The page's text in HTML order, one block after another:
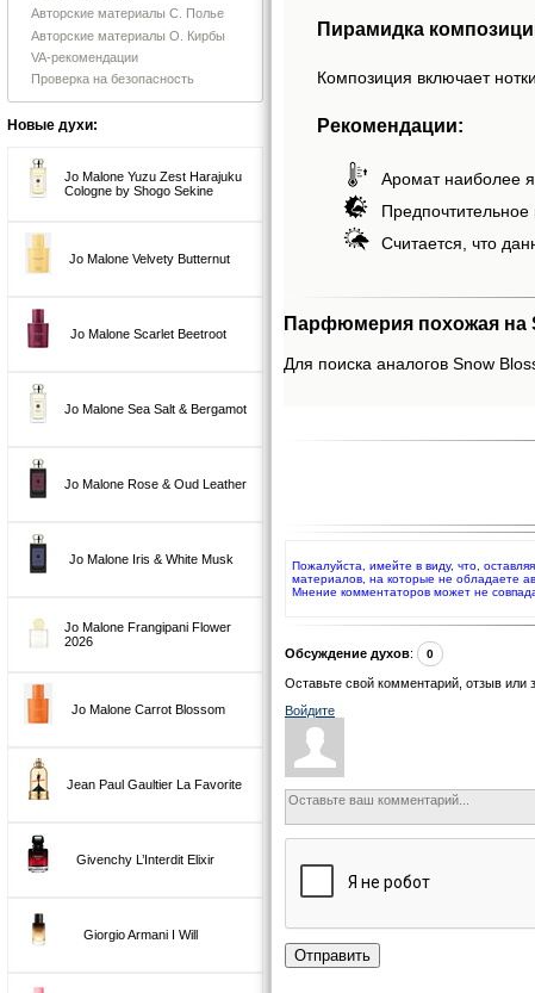
Авторские материалы С. Полье
Авторские материалы О. Кирбы
VA-рекомендации
Проверка на безопасность
Новые духи:
Jo Malone Yuzu Zest Harajuku
Cologne by Shogo Sekine
Jo Malone Velvety Butternut
Jo Malone Scarlet Beetroot
Jo Malone Sea Salt & Bergamot
Jo Malone Rose & Oud Leather
Jo Malone Iris & White Musk
Jo Malone Frangipani Flower
2026
Jo Malone Carrot Blossom
Jean Paul Gaultier La Favorite
Givenchy L’Interdit Elixir
Giorgio Armani I Will
Пирамидка
Композиция включает
Рекомендации:
Аромат наиболее
Предпочтительное
Считается, что
Парфюмерия похожая на
Для поиска аналогов Snow
Пожалуйста, имейте в виду, что,
материалов, на которые не обладаете
Мнение комментаторов может не
Обсуждение духов: 0
Оставьте свой комментарий, отзыв или
Войдите
Отправить